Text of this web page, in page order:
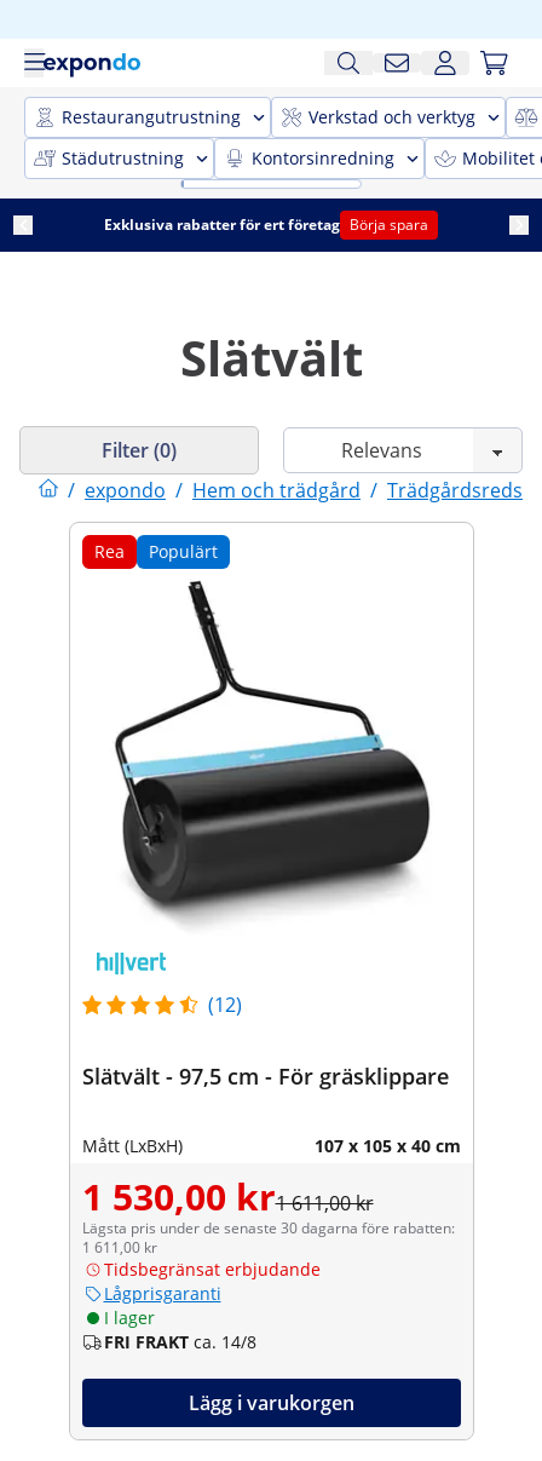
Restaurangutrustning
Verkstad och verktyg
Städutrustning
Kontorsinredning Mobilitet
Exklusiva rabatter för ert företag Börja spara
Slätvält
/ expondo / Hem och trädgård /
Filter (0)
Rea Populärt
(12)
Slätvält - 97,5 cm - För gräsklippare
Mått (LxBxH) 107 x 105 x 40 cm
1 530,00 kr1 611,00 kr
Lägsta pris under de senaste 30 dagarna före rabatten:
1 611,00 kr
Tidsbegränsat erbjudande
Lågprisgaranti
I lager
FRI FRAKT ca. 14/8
Lägg i varukorgen